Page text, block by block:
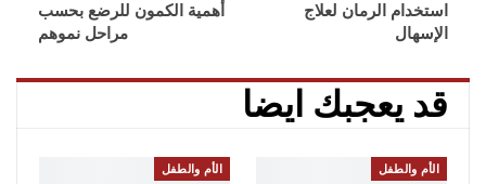
استخدام الرمان لعلاج
الإسهال
أهمية الكمون للرضع بحسب
مراحل نموهم
قد يعجبك ايضا
الأم والطفل الأم والطفل